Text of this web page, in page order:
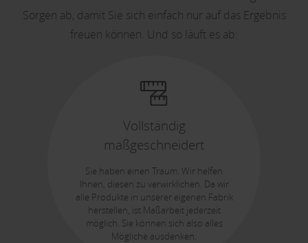
Sorgen ab, damit Sie sich einfach nur auf das Ergebnis
freuen können. Und so läuft es ab:
Vollständig
maßgeschneidert
Sie haben einen Traum. Wir helfen
Ihnen, diesen zu verwirklichen. Da wir
alle Produkte in unserer eigenen Fabrik
herstellen, ist Maßarbeit jederzeit
möglich. Sie können sich also alles
Mögliche ausdenken.